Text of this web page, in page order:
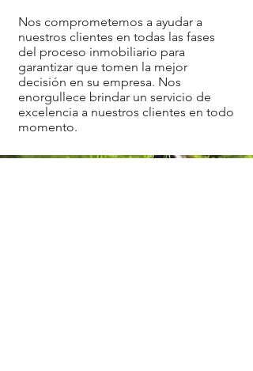
Nos comprometemos a ayudar a
nuestros clientes en todas las fases
del proceso inmobiliario para
garantizar que tomen la mejor
decisión en su empresa. Nos
enorgullece brindar un servicio de
excelencia a nuestros clientes en todo
momento.